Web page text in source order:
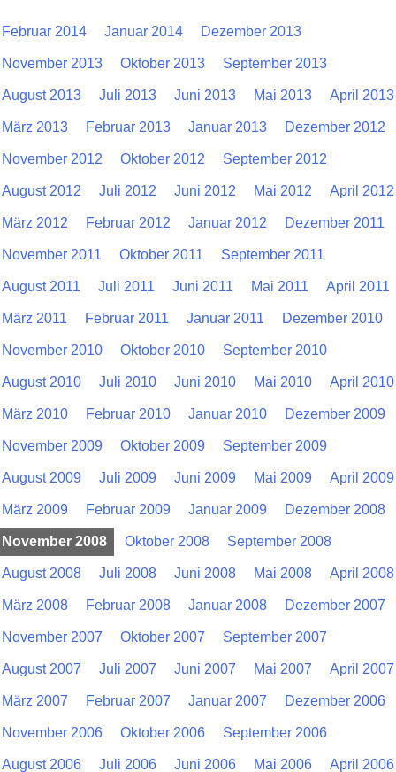
Februar 2014 Januar 2014 Dezember 2013
November 2013 Oktober 2013 September 2013
August 2013 Juli 2013 Juni 2013 Mai 2013 April 2013
März 2013 Februar 2013 Januar 2013 Dezember 2012
November 2012 Oktober 2012 September 2012
August 2012 Juli 2012 Juni 2012 Mai 2012 April 2012
März 2012 Februar 2012 Januar 2012 Dezember 2011
November 2011 Oktober 2011 September 2011
August 2011 Juli 2011 Juni 2011 Mai 2011 April 2011
März 2011 Februar 2011 Januar 2011 Dezember 2010
November 2010 Oktober 2010 September 2010
August 2010 Juli 2010 Juni 2010 Mai 2010 April 2010
März 2010 Februar 2010 Januar 2010 Dezember 2009
November 2009 Oktober 2009 September 2009
August 2009 Juli 2009 Juni 2009 Mai 2009 April 2009
März 2009 Februar 2009 Januar 2009 Dezember 2008
November 2008 Oktober 2008 September 2008
August 2008 Juli 2008 Juni 2008 Mai 2008 April 2008
März 2008 Februar 2008 Januar 2008 Dezember 2007
November 2007 Oktober 2007 September 2007
August 2007 Juli 2007 Juni 2007 Mai 2007 April 2007
März 2007 Februar 2007 Januar 2007 Dezember 2006
November 2006 Oktober 2006 September 2006
August 2006 Juli 2006 Juni 2006 Mai 2006 April 2006